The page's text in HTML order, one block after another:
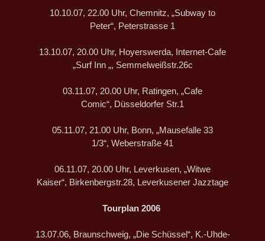
10.10.07, 22.00 Uhr, Chemnitz, „Subway to
Peter“, Peterstrasse 1
13.10.07, 20.00 Uhr, Hoyerswerda, Internet-Cafe
„Surf Inn „, Semmelweißstr.26c
03.11.07, 20.00 Uhr, Ratingen, „Cafe
Comic“, Düsseldorfer Str.1
05.11.07, 21.00 Uhr, Bonn, „Mausefalle 33
1/3“, Weberstraße 41
06.11.07, 20.00 Uhr, Leverkusen, „Witwe
Kaiser“, Birkenbergstr.28, Leverkusener Jazztage
Tourplan 2006
13.07.06, Braunschweig, „Die Schüssel“, K.-Uhde-